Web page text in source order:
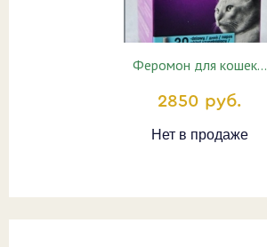
Феромон для кошек…
2850 руб.
Нет в продаже